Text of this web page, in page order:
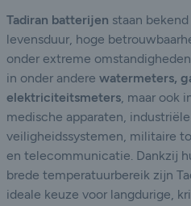
Tadiran batterijen staan
levensduur, hoge
onder extreme
in onder andere watermeters,
elektriciteitsmeters, maar ook
medische apparaten,
veiligheidssystemen, militaire
en telecommunicatie. Dankzij
brede temperatuurbereik zijn
ideale keuze voor langdurige,